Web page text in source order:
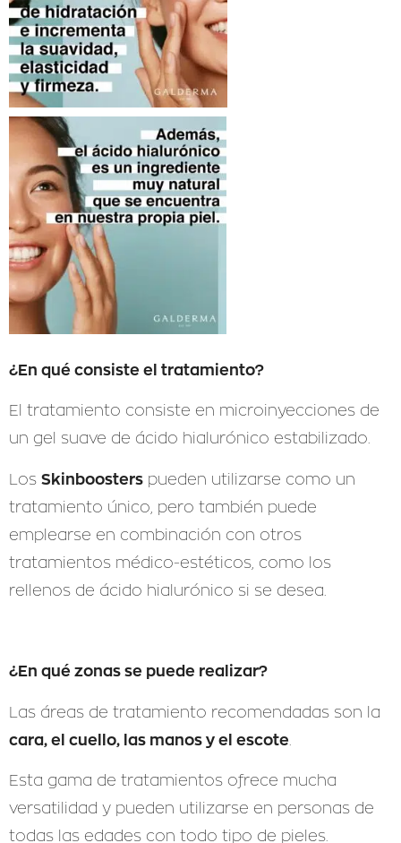
¿En qué consiste el tratamiento?
El tratamiento consiste en microinyecciones de
un gel suave de ácido hialurónico estabilizado.
Los Skinboosters pueden utilizarse como un
tratamiento único, pero también puede
emplearse en combinación con otros
tratamientos médico-estéticos, como los
rellenos de ácido hialurónico si se desea.
¿En qué zonas se puede realizar?
Las áreas de tratamiento recomendadas son la
cara, el cuello, las manos y el escote
Esta gama de tratamientos ofrece mucha
versatilidad y pueden utilizarse en personas de
todas las edades con todo tipo de pieles.